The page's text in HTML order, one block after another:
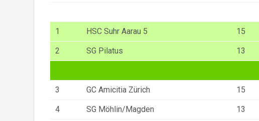
1 HSC Suhr Aarau 5 15
2 SG Pilatus 13
3 GC Amicitia Zürich 15
4 SG Möhlin/Magden 13